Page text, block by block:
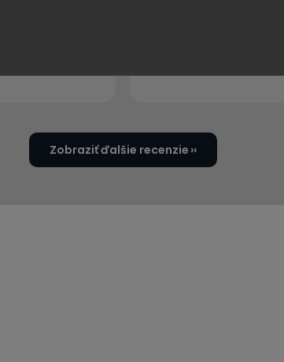
Zobraziť ďalšie recenzie